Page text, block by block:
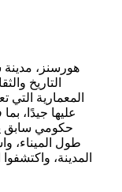
هورسنز، مدينة
التاريخ
المعمارية
عليها جيدًا،
حكومي سابق
طول الميناء،
المدينة،